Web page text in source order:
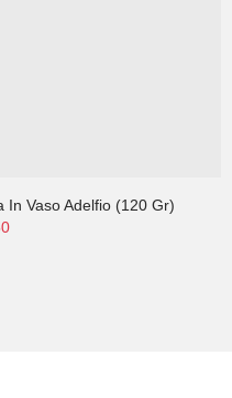
In Vaso Adelfio (120 Gr)